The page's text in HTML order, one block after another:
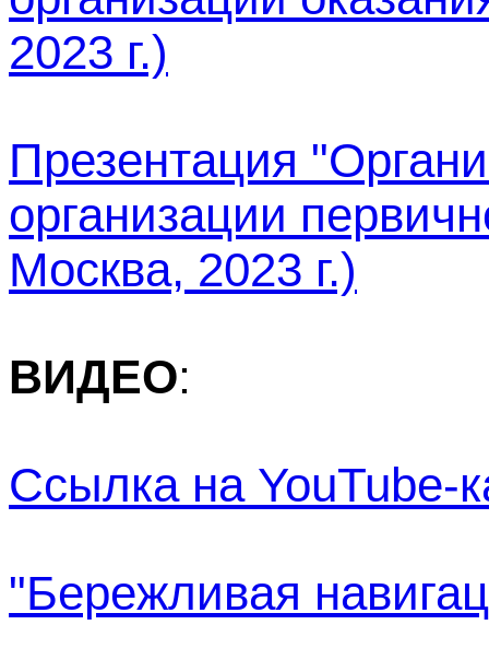
2023 г.)
Презентация
организации
Москва, 2023 г.)
ВИДЕО:
Ссылка на YouTube-
"Бережливая